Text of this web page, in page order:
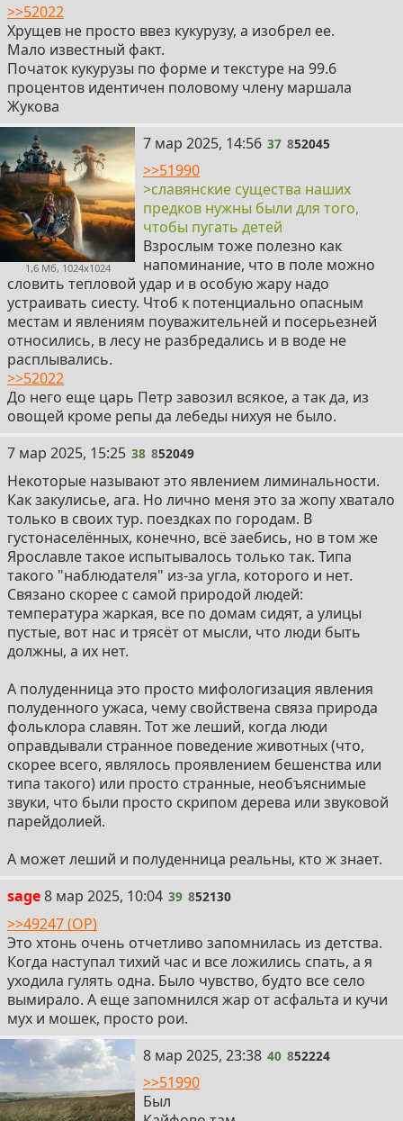
>>52022
Хрущев не просто ввез кукурузу, а изобрел ее.
Мало известный факт.
Початок кукурузы по форме и текстуре на 99.6
процентов идентичен половому члену маршала
Жукова
1,6 Мб, 1024x1024
37
7 мар 2025, 14:56 37 852045
>>51990
>славянские существа наших
предков нужны были для того,
чтобы пугать детей
Взрослым тоже полезно как
напоминание, что в поле можно
словить тепловой удар и в особую жару надо
устраивать сиесту. Чтоб к потенциально опасным
местам и явлениям поуважительней и посерьезней
относились, в лесу не разбредались и в воде не
расплывались.
>>52022
До него еще царь Петр завозил всякое, а так да, из
овощей кроме репы да лебеды нихуя не было.
38
7 мар 2025, 15:25 38 852049
Некоторые называют это явлением лиминальности.
Как закулисье, ага. Но лично меня это за жопу хватало
только в своих тур. поездках по городам. В
густонаселённых, конечно, всё заебись, но в том же
Ярославле такое испытывалось только так. Типа
такого "наблюдателя" из-за угла, которого и нет.
Связано скорее с самой природой людей:
температура жаркая, все по домам сидят, а улицы
пустые, вот нас и трясёт от мысли, что люди быть
должны, а их нет.
А полуденница это просто мифологизация явления
полуденного ужаса, чему свойствена связа природа
фольклора славян. Тот же леший, когда люди
оправдывали странное поведение животных (что,
скорее всего, являлось проявлением бешенства или
типа такого) или просто странные, необъяснимые
звуки, что были просто скрипом дерева или звуковой
парейдолией.
А может леший и полуденница реальны, кто ж знает.
sage39
8 мар 2025, 10:04 39 852130
>>49247 (OP)
Это хтонь очень отчетливо запомнилась из детства.
Когда наступал тихий час и все ложились спать, а я
уходила гулять одна. Было чувство, будто все село
вымирало. А еще запомнился жар от асфальта и кучи
мух и мошек, просто рои.
40
8 мар 2025, 23:38 40 852224
>>51990
Был